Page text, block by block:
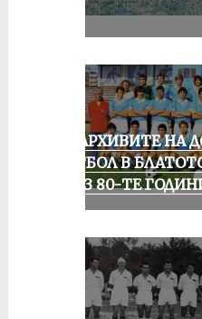
ИЗ АРХИВИТЕ НА
ФУТБОЛ В
ПРЕЗ 80-ТЕ